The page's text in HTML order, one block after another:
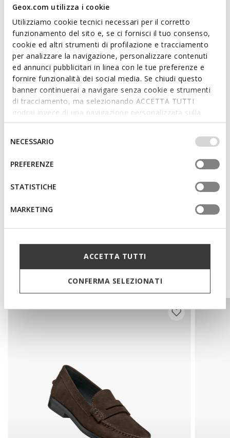
Geox.com utilizza i cookie
Utilizziamo cookie tecnici necessari per il corretto
funzionamento del sito e, se ci fornisci il tuo consenso,
cookie ed altri strumenti di profilazione e tracciamento
per analizzare la navigazione, personalizzare contenuti
ed annunci pubblicitari in linea con le tue preferenze e
fornire funzionalità dei social media. Se chiudi questo
banner continuerai a navigare senza cookie e strumenti
di tracciamento, ma selezionando ACCETTA TUTTI
godrai invece di una navigazione personalizzata sulla
base dei tuoi gusti ed interessi. Selezionando
IMPOSTAZIONI potrai anche scegliere quali cookies ed
altri strumenti di tracciamento autorizzare. Per maggiori
informazioni o per modificare in qualsiasi momento le
tue impostazioni, visita la nostra
consenso
NECESSARIO
PREFERENZE
STATISTICHE
MARKETING
ACCETTA TUTTI
CONFERMA SELEZIONATI
brown version, it features a soft suede upper with a clean
silhouette, enhanced by handcrafted details. Comfortable and
breathable, Addisse adds a touch of effortless elegance to
everyday outfits.
ITEM CODE:D66AXB00022C6005
Read more
Features
Quick and easy to put on
Thickness of sole: 1 cm / 0.4"
Slip-on design allows you to slide the foot in swiftly;
You may also like